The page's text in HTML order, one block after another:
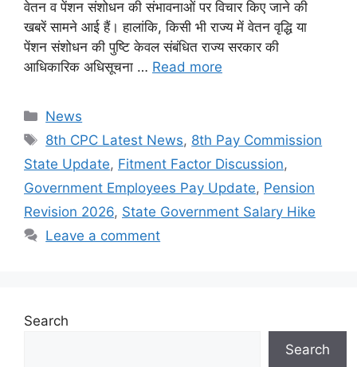
वेतन व पेंशन संशोधन की संभावनाओं पर विचार किए जाने की
खबरें सामने आई हैं। हालांकि, किसी भी राज्य में वेतन वृद्धि या
पेंशन संशोधन की पुष्टि केवल संबंधित राज्य सरकार की
आधिकारिक अधिसूचना … Read more
Categories
News
Tags
8th CPC Latest News, 8th Pay Commission
State Update, Fitment Factor Discussion,
Government Employees Pay Update, Pension
Revision 2026, State Government Salary Hike
Leave a comment
Search
Search